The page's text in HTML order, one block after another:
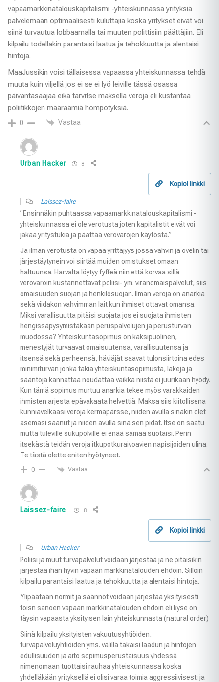
vapaamarkkinatalouskapitalismi -yhteiskunnassa yrityksiä
palvelemaan optimaalisesti kuluttajia koska yritykset eivät voi
siinä turvautua lobbaamalla tai muuten polittisiin päättäjiin. Eli
kilpailu todellakin parantaisi laatua ja tehokkuutta ja alentaisi
hintoja.
MaaJussikin voisi tällaisessa vapaassa yhteiskunnassa tehdä
muuta kuin viljellä jos ei se ei lyö leiville tässä osassa
päiväntasaajaa eikä tarvitse maksella veroja eli kustantaa
poliitikkojen määräämiä hömpötyksiä.
0 Vastaa
Urban Hacker 8
Kopioi linkki
Laissez-faire
”Ensinnäkin puhtaassa vapaamarkkinatalouskapitalismi -
yhteiskunnassa ei ole verotusta joten kapitalistit eivät voi
jakaa yritystukia ja päättää verovarojen käytöstä.”
Ja ilman verotusta on vapaa yrittäjyys jossa vahvin ja ovelin tai
järjestäytynein voi siirtää muiden omistukset omaan
haltuunsa. Harvalta löytyy fyffeä niin että korvaa sillä
verovaroin kustannettavat poliisi- ym. viranomaispalvelut, siis
omaisuuden suojan ja henkilösuojan. Ilman veroja on anarkia
sekä viidakon vahvimman lait kun ihmiset ottavat omansa.
Miksi varallisuutta pitäisi suojata jos ei suojata ihmisten
hengissäpysymistäkään peruspalvelujen ja perusturvan
muodossa? Yhteiskuntasopimus on kaksipuolinen,
menestyjät turvaavat omaisuutensa, varallisuutensa ja
itsensä sekä perheensä, häviäjät saavat tulonsiirtoina edes
minimiturvan jonka takia yhteiskuntasopimusta, lakeja ja
sääntöjä kannattaa noudattaa vaikka niistä ei juurikaan hyödy.
Kun tämä sopimus murtuu anarkia tekee myös varakkaiden
ihmisten arjesta epävakaata helvettiä. Maksa siis kiitollisena
kunniavelkaasi veroja kermapärsse, niiden avulla sinäkin olet
asemasi saanut ja niiden avulla sinä sen pidät. Itse on saatu
mutta tuleville sukupolville ei enää samaa suotaisi. Perin
itsekästä teidän veroja itkupotkuraivoavien napisijoiden ulina.
Te tästä olette eniten hyötyneet.
0 Vastaa
Laissez-faire 8
Kopioi linkki
Urban Hacker
Poliisi ja muut turvapalvelut voidaan järjestää ja ne pitäisikin
järjestää ihan hyvin vapaan markkinatalouden ehdoin. Silloin
kilpailu parantaisi laatua ja tehokkuutta ja alentaisi hintoja.
Ylipäätään normit ja säännöt voidaan järjestää yksityisesti
toisn sanoen vapaan markkinatalouden ehdoin eli kyse on
täysin vapaasta yksityisen lain yhteiskunnasta (natural order)
Siinä kilpailu yksityisten vakuutusyhtiöiden,
turvapalveluyhtiöiden yms. välillä takaisi laadun ja hintojen
edullisuuden ja aito sopimusperustaisuus yhdessä
nimenomaan tuottaisi rauhaa yhteiskunnassa koska
yhdelläkään yrityksellä ei olisi varaa toimia aggressiivisesti ja